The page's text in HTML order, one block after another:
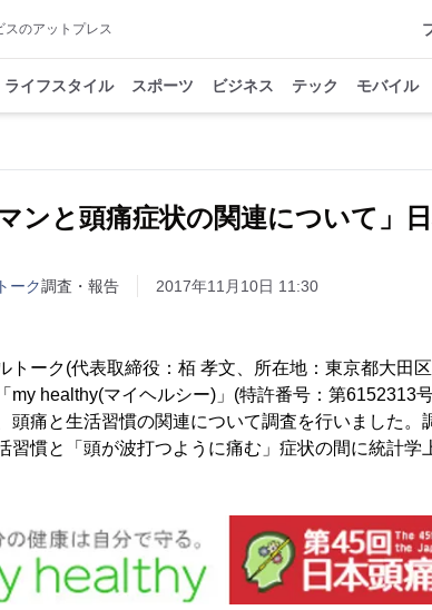
スのアットプレス
ライフスタイル スポーツ ビジネス テック モバイル
マンと頭痛症状の関連について」
ーク調査・報告 2017年11月10日 11:30
トーク(代表取締役：栢 孝文、所在地：東京都大田
my healthy(マイヘルシー)」(特許番号：第6152313
頭痛と生活習慣の関連について調査を行いました
習慣と「頭が波打つように痛む」症状の間に統計学